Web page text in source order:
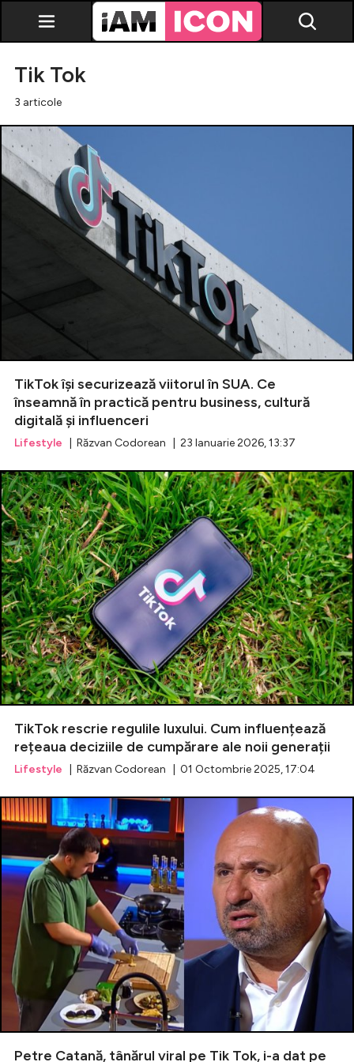
Vedete
Breaking news
Evenimente
Emisiuni TV
Horoscop
Celebrități
Breaking News
Intră în cont
Creează cont
Tik Tok
3 articole
TikTok își securizează viitorul în SUA. Ce
înseamnă în practică pentru business, cultură
digitală și influenceri
Lifestyle | Răzvan Codorean | 23 Ianuarie 2026, 13:37
TikTok rescrie regulile luxului. Cum influențează
rețeaua deciziile de cumpărare ale noii generații
Lifestyle | Răzvan Codorean | 01 Octombrie 2025, 17:04
Petre Catană, tânărul viral pe Tik Tok, i-a dat pe